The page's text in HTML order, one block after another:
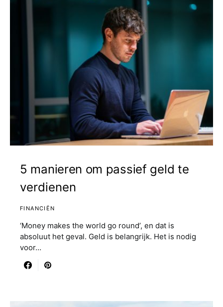
5 manieren om passief geld te
verdienen
FINANCIËN
‘Money makes the world go round’, en dat is
absoluut het geval. Geld is belangrijk. Het is nodig
voor…